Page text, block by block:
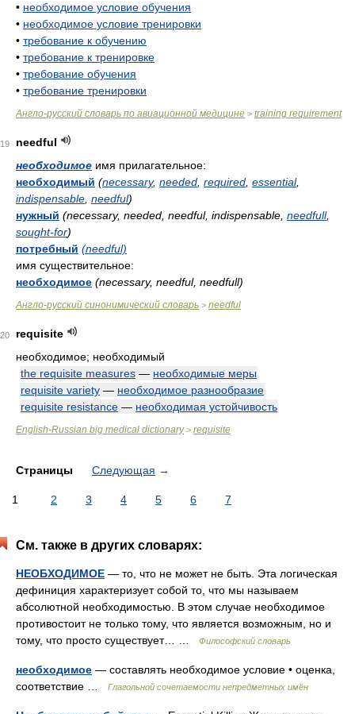
• необходимое условие обучения
• необходимое условие тренировки
• требование к обучению
• требование к тренировке
• требование обучения
• требование тренировки
Англо-русский словарь по авиационной медицине > training requirement
19
needful
необходимое имя прилагательное:
необходимый (necessary, needed required essential,
indispensable needful)
нужный (necessary, needed, needful, indispensable, needfull,
sought-for)
потребный (needful)
имя существительное:
необходимое (necessary, needful, needfull)
Англо-русский синонимический словарь > needful
20
requisite
необходимое; необходимый
the requisite measures — необходимые меры
requisite variety — необходимое разнообразие
requisite resistance — необходимая устойчивость
English-Russian big medical dictionary> requisite
Страницы Следующая →
1 2 3 4 5 6 7
См. также в других словарях:
НЕОБХОДИМОЕ — то, что не может не быть. Эта логическая
дефиниция характеризует собой то, что мы называем
абсолютной необходимостью. В этом случае необходимое
противостоит не только тому, что является возможным, но и
тому, что просто существует… …
Философский словарь
необходимое — составлять необходимое условие • оценка,
соответствие …
Глагольной сочетаемости непредметных имён